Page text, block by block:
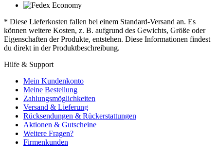
* Diese Lieferkosten fallen bei einem Standard-Versand an. Es
können weitere Kosten, z. B. aufgrund des Gewichts, Größe oder
Eigenschaften der Produkte, entstehen. Diese Informationen findest
du direkt in der Produktbeschreibung.
Hilfe & Support
Mein Kundenkonto
Meine Bestellung
Zahlungsmöglichkeiten
Versand & Lieferung
Rücksendungen & Rückerstattungen
Aktionen & Gutscheine
Weitere Fragen?
Firmenkunden